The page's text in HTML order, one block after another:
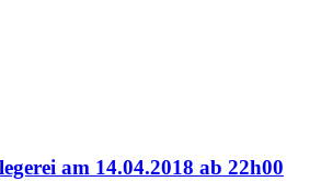
am 14.04.2018 ab 22h00